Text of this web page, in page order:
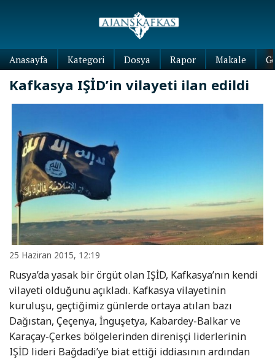
Anasayfa Kategori Dosya Rapor Makale
Kafkasya IŞİD’in vilayeti ilan edildi
25 Haziran 2015, 12:19
Rusya’da yasak bir örgüt olan IŞİD, Kafkasya’nın kendi
vilayeti olduğunu açıkladı. Kafkasya vilayetinin
kuruluşu, geçtiğimiz günlerde ortaya atılan bazı
Dağıstan, Çeçenya, İnguşetya, Kabardey-Balkar ve
Karaçay-Çerkes bölgelerinden direnişçi liderlerinin
IŞİD lideri Bağdadi’ye biat ettiği iddiasının ardından